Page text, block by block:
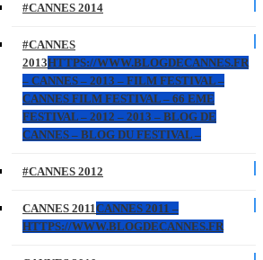
#CANNES 2014
#CANNES
2013HTTPS://WWW.BLOGDECANNES.FR
– CANNES – 2013 – FILM FESTIVAL –
CANNES FILM FESTIVAL – 66 EME
FESTIVAL – 2012 – 2013 – BLOG DE
CANNES – BLOG DU FESTIVAL –
#CANNES 2012
CANNES 2011CANNES 2011 –
HTTPS://WWW.BLOGDECANNES.FR